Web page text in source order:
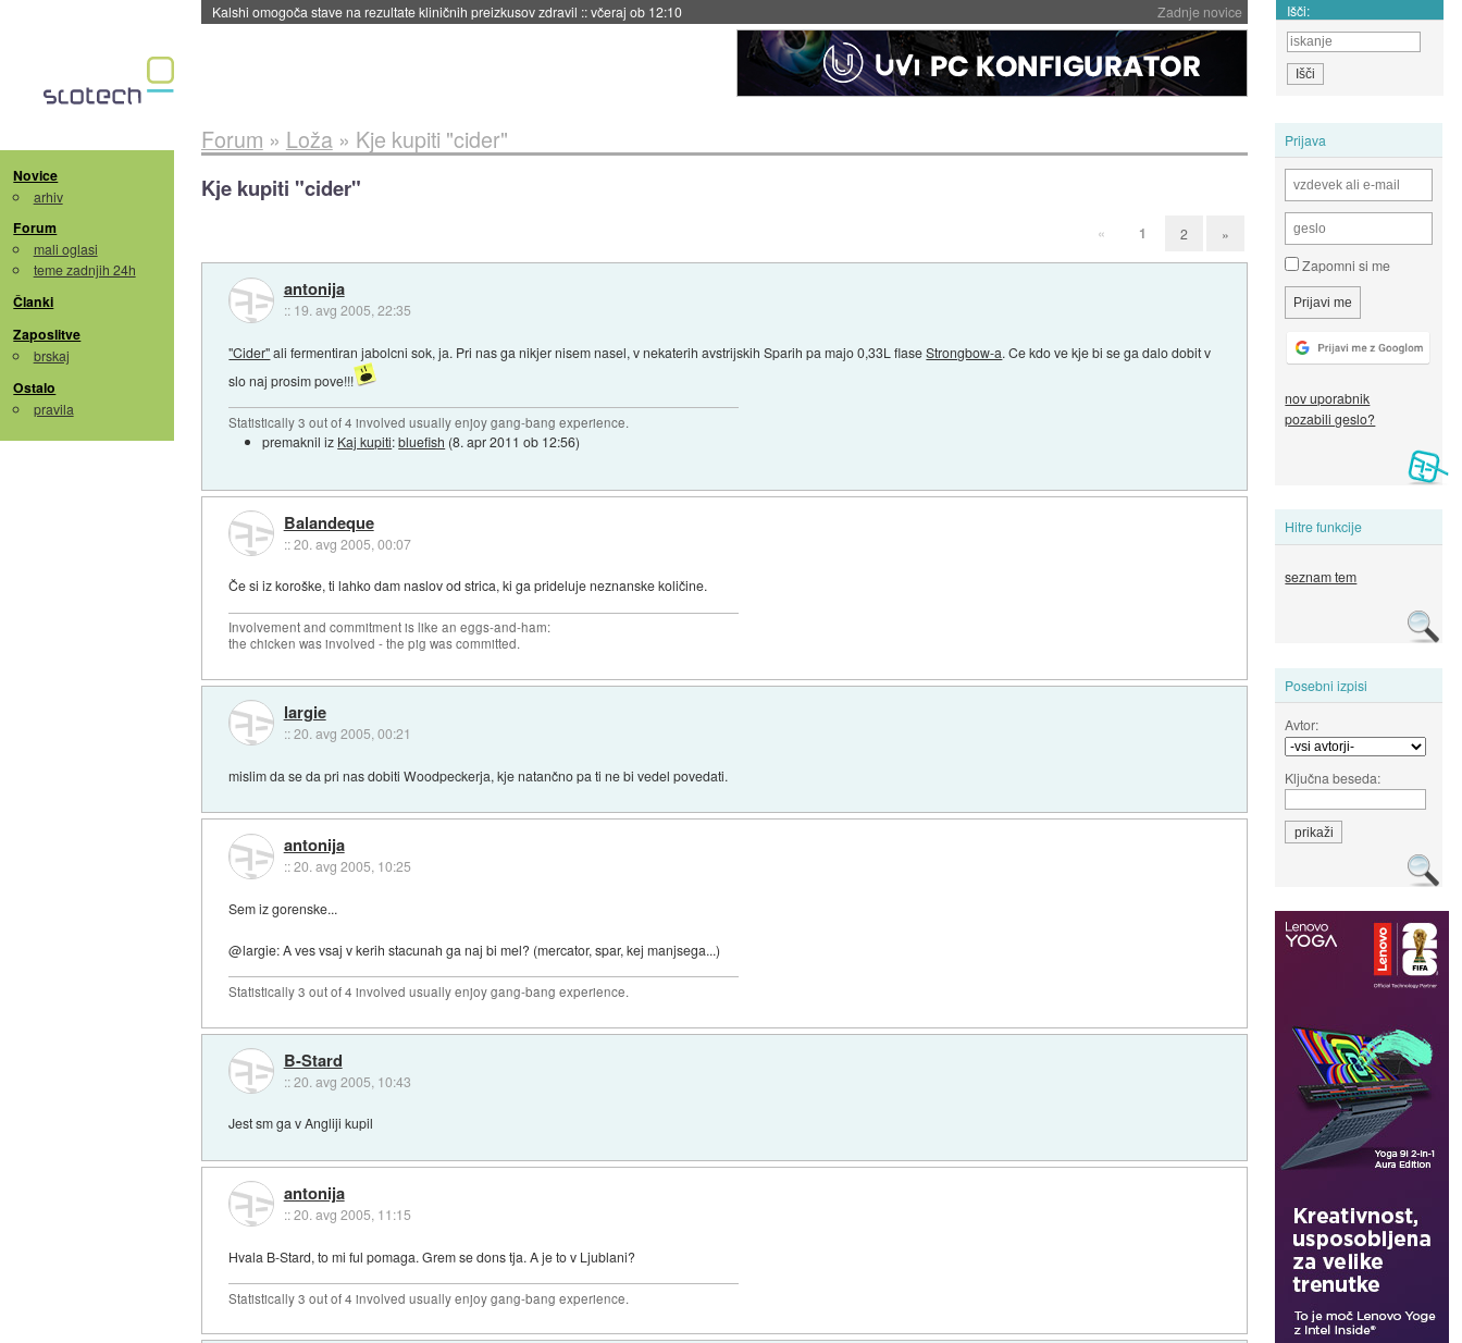
Zadnje novice
Sandisk že prodal več kot polovico SSD-jev za naslednji dve leti::včeraj ob 11:37 Išči:
Novice
arhiv
Forum
mali oglasi
teme zadnjih 24h
Članki
Zaposlitve
brskaj
Ostalo
pravila
Prijava
Zapomni si me
nov uporabnik
pozabili geslo?
Hitre funkcije
seznam tem
Posebni izpisi
Avtor:
Ključna beseda:
Forum » Loža» Kje kupiti "cider"
Kje kupiti "cider"
« 1 2 »
antonija
:: 19. avg 2005, 22:35
"Cider"ali fermentiran jabolcni sok, ja. Pri nas ga nikjer nisem nasel, v nekaterih avstrijskih Sparih pa majo 0,33L flaseStrongbow-a. Ce kdo ve kje bi se ga dalo dobit v
slo naj prosim pove!!!
Statistically 3 out of 4 involved usually enjoy gang-bang experience.
premaknil iz Kaj kupiti:bluefish (8. apr 2011 ob 12:56)
Balandeque
::20. avg 2005, 00:07
Če si iz koroške, ti lahko dam naslov od strica, ki ga prideluje neznanske količine.
Involvement and commitment is like an eggs-and-ham:
the chicken was involved - the pig was committed.
largie
::20. avg 2005, 00:21
mislim da se da pri nas dobiti Woodpeckerja, kje natančno pa ti ne bi vedel povedati.
antonija
::20. avg 2005, 10:25
Sem iz gorenske...
@largie: A ves vsaj v kerih stacunah ga naj bi mel? (mercator, spar, kej manjsega...)
Statistically 3 out of 4 involved usually enjoy gang-bang experience.
B-Stard
::20. avg 2005, 10:43
Jest sm ga v Angliji kupil
antonija
::20. avg 2005, 11:15
Hvala B-Stard, to mi ful pomaga. Grem se dons tja. A je to v Ljublani?
Statistically 3 out of 4 involved usually enjoy gang-bang experience.